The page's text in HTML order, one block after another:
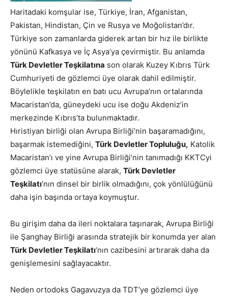
Haritadaki komşular ise, Türkiye, İran, Afganistan,
Pakistan, Hindistan, Çin ve Rusya ve Moğolistan’dır.
Türkiye son zamanlarda giderek artan bir hız ile birlikte
yönünü Kafkasya ve İç Asya’ya çevirmiştir. Bu anlamda
Türk Devletler Teşkilatına son olarak Kuzey Kıbrıs Türk
Cumhuriyeti de gözlemci üye olarak dahil edilmiştir.
Böylelikle teşkilatın en batı ucu Avrupa’nın ortalarında
Macaristan’da, güneydeki ucu ise doğu Akdeniz’in
merkezinde Kıbrıs’ta bulunmaktadır.
Hıristiyan birliği olan Avrupa Birliği’nin başaramadığını,
başarmak istemediğini, Türk Devletler Topluluğu, Katolik
Macaristan’ı ve yine Avrupa Birliği’nin tanımadığı KKTCyi
gözlemci üye statüsüne alarak, Türk Devletler
Teşkilatı’nın dinsel bir birlik olmadığını, çok yönlülüğünü
daha işin başında ortaya koymuştur.
Bu girişim daha da ileri noktalara taşınarak, Avrupa Birliği
ile Şanghay Birliği arasında stratejik bir konumda yer alan
Türk Devletler Teşkilatı‘nın cazibesini artırarak daha da
genişlemesini sağlayacaktır.
Neden ortodoks Gagavuzya da TDT’ye gözlemci üye